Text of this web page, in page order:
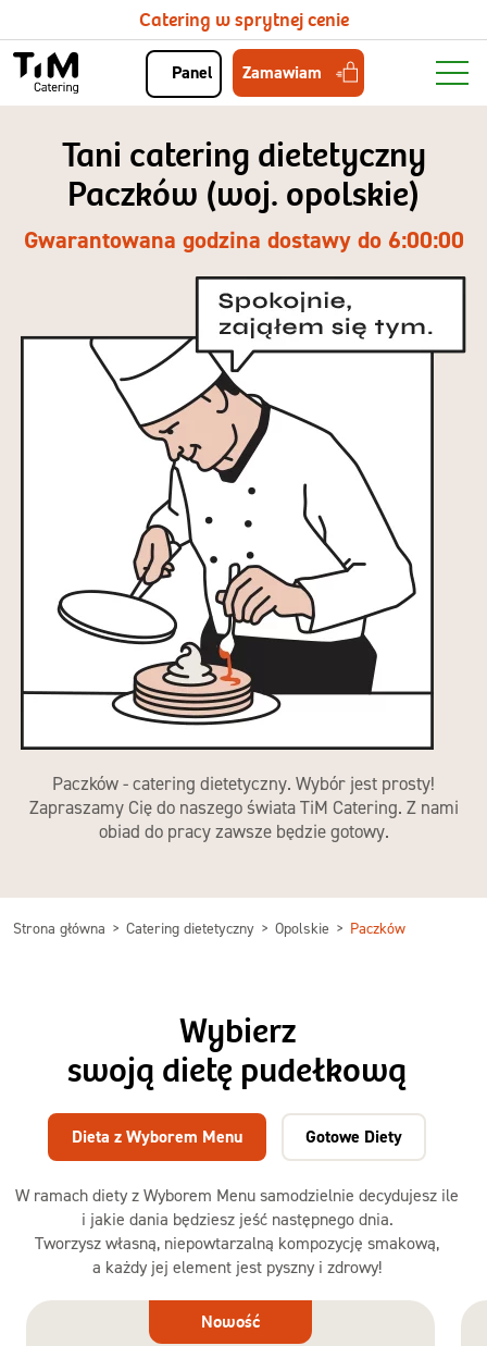
Catering w sprytnej cenie
Panel Zamawiam
Tani catering dietetyczny
Paczków (woj. opolskie)
Gwarantowana godzina dostawy do 6:00:00
Paczków - catering dietetyczny. Wybór jest prosty!
Zapraszamy Cię do naszego świata TiM Catering. Z nami
obiad do pracy zawsze będzie gotowy.
Strona główna Catering dietetyczny Opolskie Paczków
Wybierz
swoją dietę pudełkową
W ramach diety z Wyborem Menu samodzielnie decydujesz ile
i jakie dania będziesz jeść następnego dnia.
Tworzysz własną, niepowtarzalną kompozycję smakową,
a każdy jej element jest pyszny i zdrowy!
Dieta z Wyborem Menu Gotowe Diety
Dieta
Nowość